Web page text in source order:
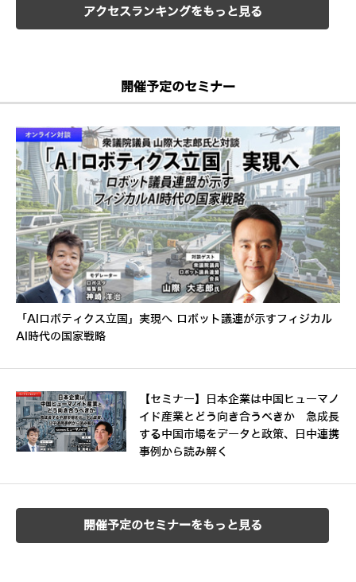
アクセスランキングをもっと見る
開催予定のセミナー
「AIロボティクス立国」実現へ ロボット議連が示すフィジカル
AI時代の国家戦略
【セミナー】日本企業は中国ヒューマノ
イド産業とどう向き合うべきか 急成長
する中国市場をデータと政策、日中連携
事例から読み解く
開催予定のセミナーをもっと見る